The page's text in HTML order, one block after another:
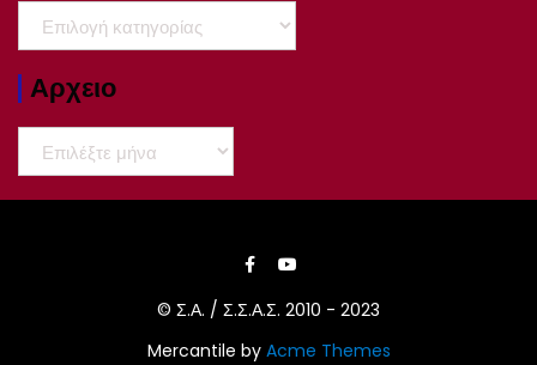
Αρχειο
© Σ.Α. / Σ.Σ.Α.Σ. 2010 - 2023
Mercantile by Acme Themes